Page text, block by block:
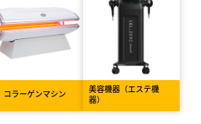
コラーゲンマシン
美容機器（エステ機
器）